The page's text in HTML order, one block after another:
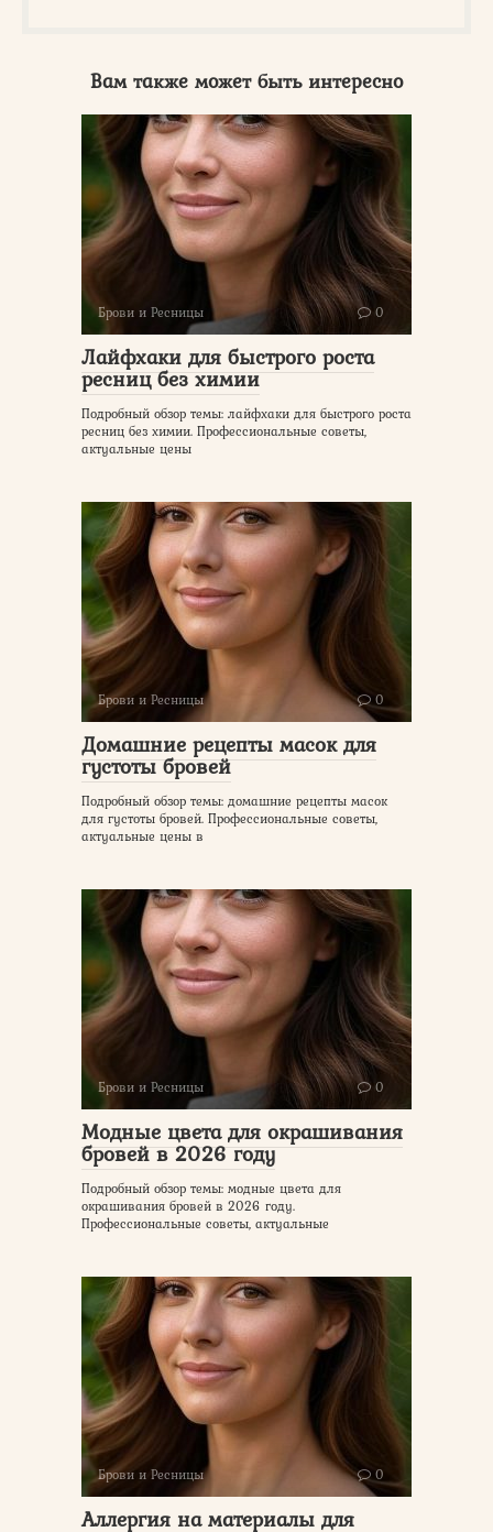
Вам также может быть интересно
Брови и Ресницы 0
Лайфхаки для быстрого роста
ресниц без химии
Подробный обзор темы: лайфхаки для быстрого роста
ресниц без химии. Профессиональные советы,
актуальные цены
Брови и Ресницы 0
Домашние рецепты масок для
густоты бровей
Подробный обзор темы: домашние рецепты масок
для густоты бровей. Профессиональные советы,
актуальные цены в
Брови и Ресницы 0
Модные цвета для окрашивания
бровей в 2026 году
Подробный обзор темы: модные цвета для
окрашивания бровей в 2026 году.
Профессиональные советы, актуальные
Брови и Ресницы 0
Аллергия на материалы для